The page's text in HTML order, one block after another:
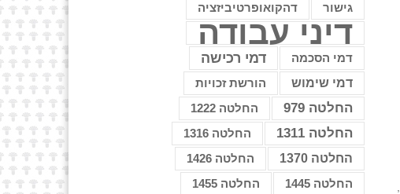
גישור
דהקואופרטיביזציה
דיני עבודה
דמי הסכמה דמי רכישה
דמי שימוש הורשת זכויות
החלטה 979 החלטה 1222
החלטה 1311
החלטה 1316
החלטה 1370
החלטה 1426
החלטה 1445
החלטה 1455